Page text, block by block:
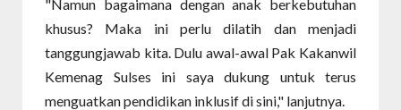
"Namun bagaimana dengan anak berkebutuhan
khusus? Maka ini perlu dilatih dan menjadi
tanggungjawab kita. Dulu awal-awal Pak Kakanwil
Kemenag Sulses ini saya dukung untuk terus
menguatkan pendidikan inklusif di sini," lanjutnya.